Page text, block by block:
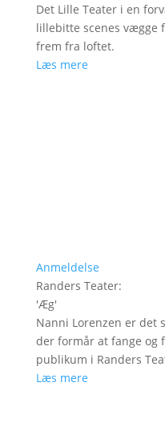
Det Lille Teater i en
lillebitte scenes vægge
frem fra loftet.
Læs mere
Anmeldelse
Randers Teater:
'Æg'
Nanni Lorenzen er det
der formår at fange og
publikum i Randers
Læs mere